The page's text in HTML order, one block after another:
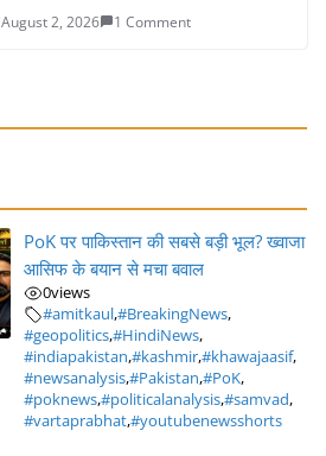
August 2, 2026 1 Comment
PoK पर पाकिस्तान की सबसे बड़ी भूल? ख्वाजा
आसिफ के बयान से मचा बवाल
0views
#amitkaul,#BreakingNews,
#geopolitics,#HindiNews,
#indiapakistan,#kashmir,#khawajaasif,
#newsanalysis,#Pakistan,#PoK,
#poknews,#politicalanalysis,#samvad,
#vartaprabhat,#youtubenewsshorts